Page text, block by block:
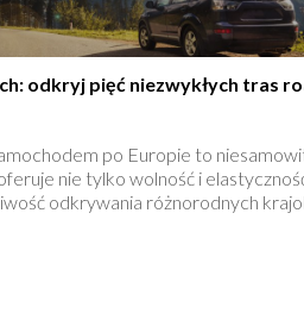
odkryj pięć niezwykłych tras
po Europie to
nie tylko wolność i
odkrywania różnorodnych